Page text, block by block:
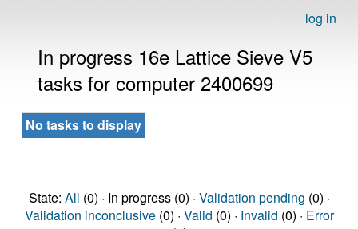
log in
In progress 16e Lattice Sieve V5
tasks for computer 2400699
No tasks to display
State: All (0) · In progress (0) · Validation pending (0) ·
Validation inconclusive(0) · Valid (0) · Invalid (0) · Error